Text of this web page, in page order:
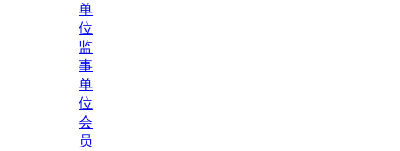
单
位
监
事
单
位
会
员